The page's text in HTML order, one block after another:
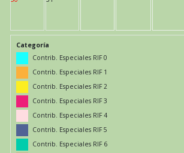
Categoría
Contrib. Especiales RIF 0
Contrib. Especiales RIF 1
Contrib. Especiales RIF 2
Contrib. Especiales RIF 3
Contrib. Especiales RIF 4
Contrib. Especiales RIF 5
Contrib. Especiales RIF 6